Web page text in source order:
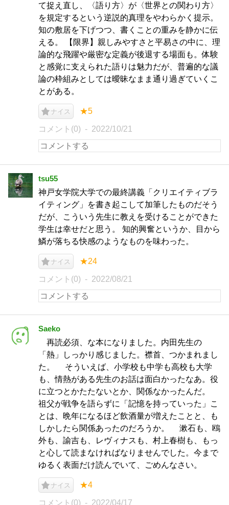
て捉え直し、〈語り方〉が〈世界との関わり方〉
を規定するという逆説的真理をやわらかく提示。
知の敷居を下げつつ、書くことの重みを静かに伝
える。 【限界】親しみやすさと平易さの中に、理
論的な飛躍や厳密な定義が後退する場面も。体験
と感覚に支えられた語りは魅力だが、普遍的な議
論の枠組みとしては曖昧なまま通り過ぎていくこ
とがある。
ナイス ★5
コメント(0) 2022/10/21
tsu55
神戸女学院大学での最終講義「クリエイティブラ
イティング」を書き起こして加筆したものだそう
だが、こういう先生に教えを受けることができた
学生は幸せだと思う。 知的興奮というか、目から
鱗が落ちる快感のようなものを味わった。
ナイス ★24
コメント(0) 2022/08/21
Saeko
再読必須、な本になりました。内田先生の
「熱」しっかり感じました。襟首、つかまれまし
た。 そういえば、小学校も中学も高校も大学
も、情熱がある先生のお話は面白かったなあ。役
に立つとかたたないとか、関係なかったんだ。
祖父が戦争を語らずに「記憶を持っていった」こ
とは、晩年になるほど飲酒量が増えたことと、も
しかしたら関係あったのだろうか。 漱石も、鴎
外も、諭吉も、レヴィナスも、村上春樹も、もっ
と心して読まなければなりませんでした。今まで
ゆるく表面だけ読んでいて、ごめんなさい。
ナイス ★4
コメント(0) 2022/04/17